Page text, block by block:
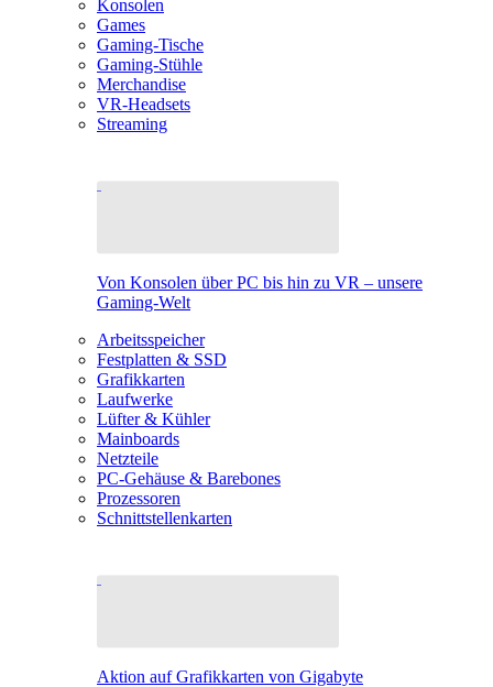
Konsolen
Games
Gaming-Tische
Gaming-Stühle
Merchandise
VR-Headsets
Streaming
Von Konsolen über PC bis hin zu VR – unsere
Gaming-Welt
Arbeitsspeicher
Festplatten & SSD
Grafikkarten
Laufwerke
Lüfter & Kühler
Mainboards
Netzteile
PC-Gehäuse & Barebones
Prozessoren
Schnittstellenkarten
Aktion auf Grafikkarten von Gigabyte